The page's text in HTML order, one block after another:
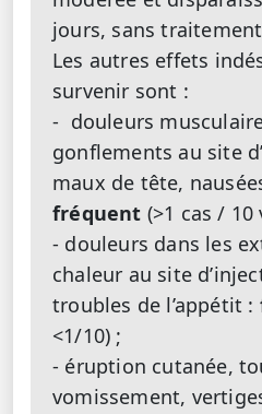
jours, sans
Les autres effets
survenir sont :
- douleurs
gonflements au site
maux de tête,
fréquent (>1 cas / 10
- douleurs dans les
chaleur au site
troubles de l’appétit :
<1/10) ;
- éruption cutanée,
vomissement,